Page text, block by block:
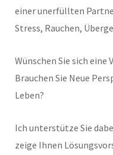
einer unerfüllten
Stress, Rauchen,
Wünschen Sie sich eine
Brauchen Sie Neue
Leben?
Ich unterstütze Sie
zeige Ihnen